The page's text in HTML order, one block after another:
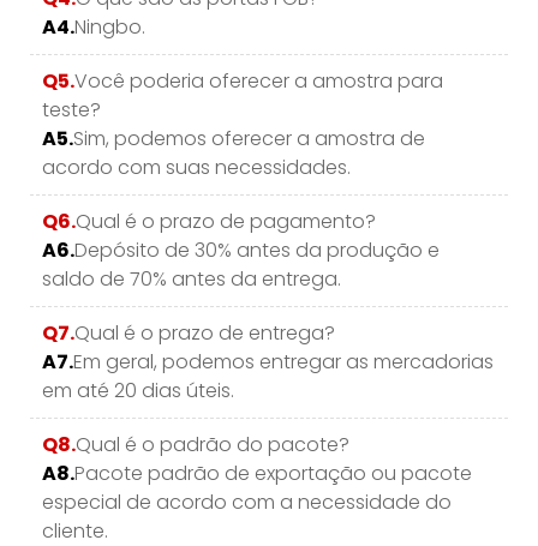
A4.Ningbo.
Q5.Você poderia oferecer a amostra para
teste?
A5.Sim, podemos oferecer a amostra de
acordo com suas necessidades.
Q6.Qual é o prazo de pagamento?
A6.Depósito de 30% antes da produção e
saldo de 70% antes da entrega.
Q7.Qual é o prazo de entrega?
A7.Em geral, podemos entregar as mercadorias
em até 20 dias úteis.
Q8.Qual é o padrão do pacote?
A8.Pacote padrão de exportação ou pacote
especial de acordo com a necessidade do
cliente.